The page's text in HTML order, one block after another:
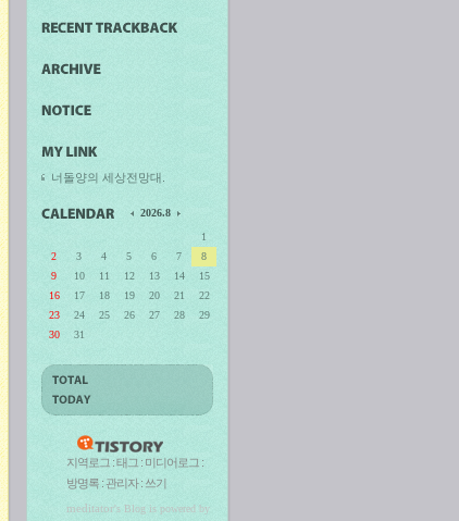
너돌양의 세상전망대.
2026.8
1
2
3 4 5 6 7
8
9
10 11 12 13 14
15
16
17 18 19 20 21
22
23
24 25 26 27 28
29
30
31
지역로그 :태그 : 미디어로그 :
방명록 :관리자: 쓰기
meditator's Blog is powered by